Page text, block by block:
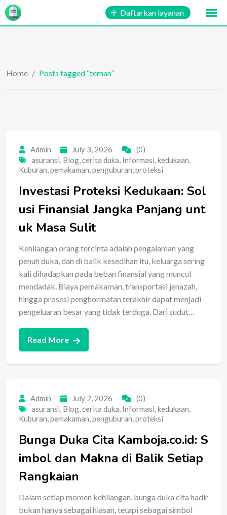
Skip
to
content
Daftarkan layanan
Home / Posts tagged “teman”
Admin July 3, 2026
(0)
asuransi, Blog,cerita duka, Informasi,kedukaan,
Kuburan,pemakaman,penguburan,proteksi
Investasi Proteksi Kedukaan: Sol
usi Finansial Jangka Panjang unt
uk Masa Sulit
Kehilangan orang tercinta adalah pengalaman yang
penuh duka, dan di balik kesedihan itu, keluarga sering
kali dihadapkan pada beban finansial yang muncul
mendadak. Biaya pemakaman, transportasi jenazah,
hingga prosesi penghormatan terakhir dapat menjadi
pengeluaran besar yang tidak terduga. Dari sudut…
Read More
Admin July 2, 2026
(0)
asuransi, Blog,cerita duka, Informasi,kedukaan,
Kuburan,pemakaman,penguburan,proteksi
Bunga Duka Cita Kamboja.co.id: S
imbol dan Makna di Balik Setiap
Rangkaian
Dalam setiap momen kehilangan, bunga duka cita hadir
bukan hanya sebagai hiasan, tetapi sebagai simbol